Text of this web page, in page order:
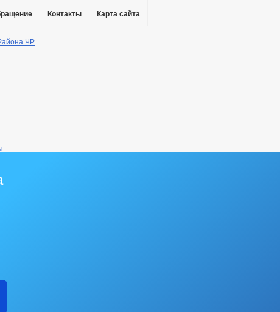
Контакты Карта сайта
ЧР постоянного характера